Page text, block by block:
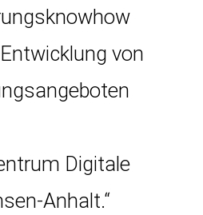
von
Digitale
Anhalt.“